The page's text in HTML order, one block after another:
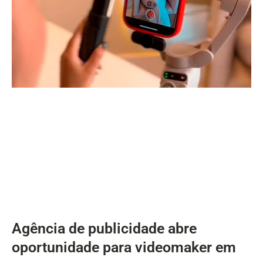
Agência de publicidade abre
oportunidade para videomaker em